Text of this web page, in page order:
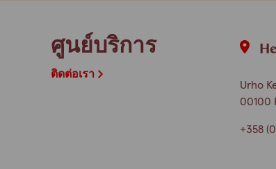
ศูนย์บริการ
ติดต่อเรา
Urho
00100
+358